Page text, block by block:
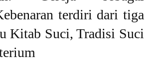
terdiri dari tiga
Kitab Suci, Tradisi Suci